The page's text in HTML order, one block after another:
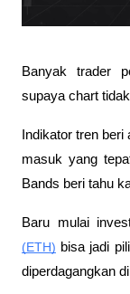
Banyak trader
supaya chart
Indikator tren
masuk yang
Bands beri tahu
Baru mulai
(ETH) bisa jadi
diperdagangkan